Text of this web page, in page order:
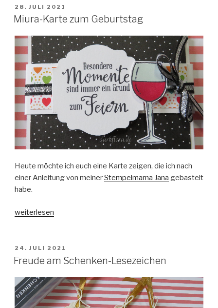
Pfirsiche“
VERÖFFENTLICHT
AM
28. JULI 2021
Miura-Karte zum Geburtstag
Heute möchte ich euch eine Karte zeigen, die ich nach
einer Anleitung von meinerStempelmama Jana gebastelt
habe.
„Miura-
Geburtstag“
weiterlesen
VERÖFFENTLICHT
AM
24. JULI 2021
Freude am Schenken-Lesezeichen